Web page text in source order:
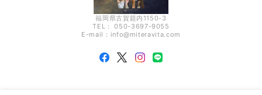
福岡県古賀筵内1150-3
TEL： 050-3697-9055
E-mail： info@miteravita.com